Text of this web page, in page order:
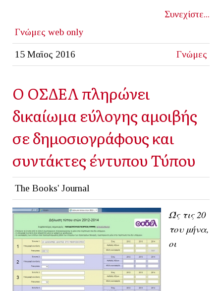
Συνεχίστε...
Γνώμες web only
15 Μαϊος 2016 Γνώμες
Ο ΟΣΔΕΛ πληρώνει
δικαίωμα εύλογης αμοιβής
σε δημοσιογράφους και
συντάκτες έντυπου Τύπου
The Books' Journal
Ώς τις 20
του μήνα,
οι